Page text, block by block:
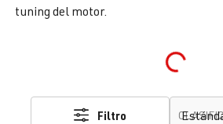
tuning del motor.
Loading...
Filtro